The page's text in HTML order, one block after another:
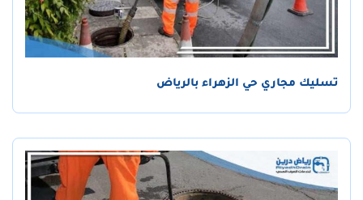
تسليك مجاري حي الزهراء بالرياض